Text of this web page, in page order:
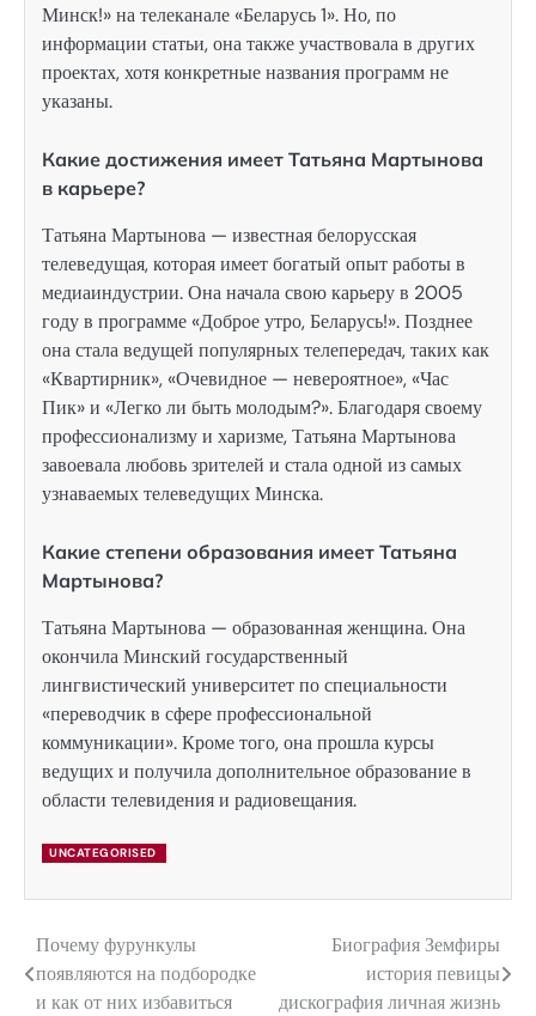
Минск!» на телеканале «Беларусь 1». Но, по
информации статьи, она также участвовала в других
проектах, хотя конкретные названия программ не
указаны.
Какие достижения имеет Татьяна Мартынова
в карьере?
Татьяна Мартынова — известная белорусская
телеведущая, которая имеет богатый опыт работы в
медиаиндустрии. Она начала свою карьеру в 2005
году в программе «Доброе утро, Беларусь!». Позднее
она стала ведущей популярных телепередач, таких как
«Квартирник», «Очевидное — невероятное», «Час
Пик» и «Легко ли быть молодым?». Благодаря своему
профессионализму и харизме, Татьяна Мартынова
завоевала любовь зрителей и стала одной из самых
узнаваемых телеведущих Минска.
Какие степени образования имеет Татьяна
Мартынова?
Татьяна Мартынова — образованная женщина. Она
окончила Минский государственный
лингвистический университет по специальности
«переводчик в сфере профессиональной
коммуникации». Кроме того, она прошла курсы
ведущих и получила дополнительное образование в
области телевидения и радиовещания.
UNCATEGORISED
Навигация
по
Почему фурункулы
появляются на подбородке
и как от них избавиться
Биография Земфиры
история певицы
дискография личная жизнь